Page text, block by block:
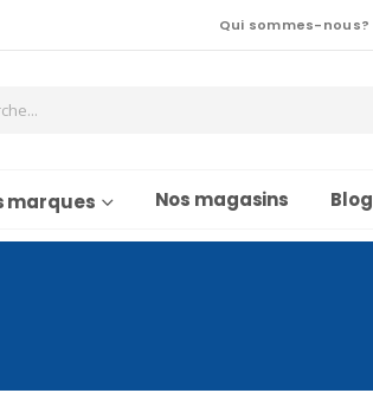
Qui sommes-nous?
marques Nos magasins Blog